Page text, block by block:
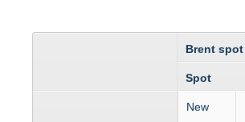
Brent spot
Spot
New